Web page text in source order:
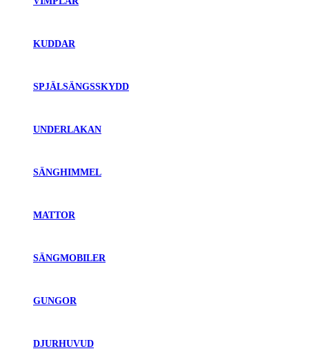
KUDDAR
SPJÄLSÄNGSSKYDD
UNDERLAKAN
SÄNGHIMMEL
MATTOR
SÄNGMOBILER
GUNGOR
DJURHUVUD